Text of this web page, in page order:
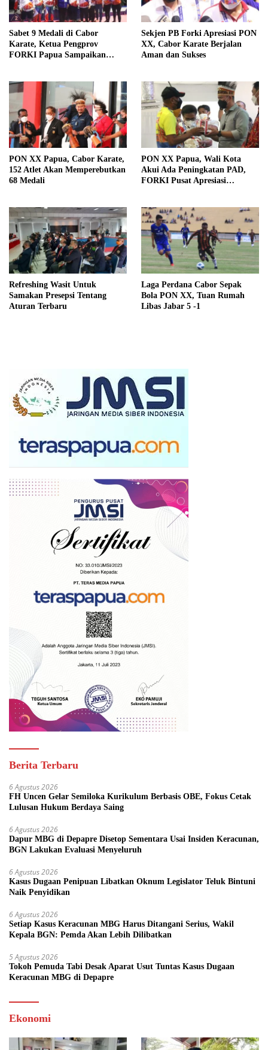
Sabet 9 Medali di Cabor
Karate, Ketua Pengprov
FORKI Papua Sampaikan
Sekjen PB Forki Apresiasi PON
XX, Cabor Karate Berjalan
Aman dan Sukses
PON XX Papua, Cabor Karate,
152 Atlet Akan Memperebutkan
68 Medali
PON XX Papua, Wali Kota
Akui Ada Peningkatan PAD,
FORKI Pusat Apresiasi
Refreshing Wasit Untuk
Samakan Presepsi Tentang
Aturan Terbaru
Laga Perdana Cabor Sepak
Bola PON XX, Tuan Rumah
Libas Jabar 5 -1
Berita Terbaru
6 Agustus 2026
FH Uncen Gelar Semiloka Kurikulum Berbasis OBE, Fokus Cetak
Lulusan Hukum Berdaya Saing
6 Agustus 2026
Dapur MBG di Depapre Disetop Sementara Usai Insiden Keracunan,
BGN Lakukan Evaluasi Menyeluruh
6 Agustus 2026
Kasus Dugaan Penipuan Libatkan Oknum Legislator Teluk Bintuni
Naik Penyidikan
6 Agustus 2026
Setiap Kasus Keracunan MBG Harus Ditangani Serius, Wakil
Kepala BGN: Pemda Akan Lebih Dilibatkan
5 Agustus 2026
Tokoh Pemuda Tabi Desak Aparat Usut Tuntas Kasus Dugaan
Keracunan MBG di Depapre
Ekonomi